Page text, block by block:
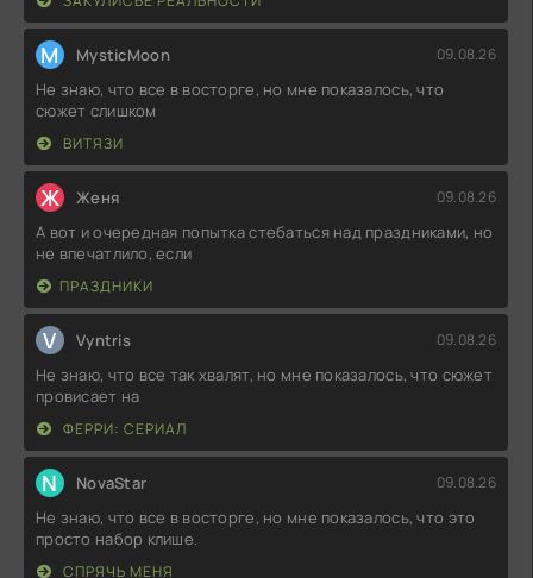
M MysticMoon 09.08.26
Не знаю, что все в восторге, но мне показалось, что
сюжет слишком
ВИТЯЗИ
Ж Женя 09.08.26
А вот и очередная попытка стебаться над праздниками, но
не впечатлило, если
ПРАЗДНИКИ
V Vyntris 09.08.26
Не знаю, что все так хвалят, но мне показалось, что сюжет
провисает на
ФЕРРИ: СЕРИАЛ
N NovaStar 09.08.26
Не знаю, что все в восторге, но мне показалось, что это
просто набор клише.
СПРЯЧЬ МЕНЯ